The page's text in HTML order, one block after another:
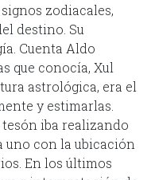
zodiacales,
destino. Su
Cuenta Aldo
que conocía, Xul
astrológica, era el
y estimarlas.
iba realizando
uno con la ubicación
En los últimos